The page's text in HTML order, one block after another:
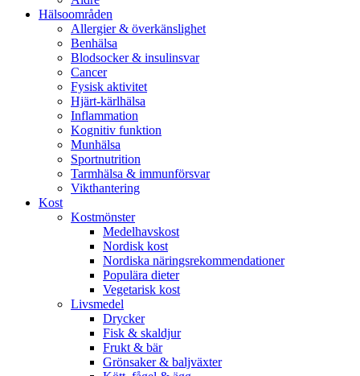
Hälsoområden
Allergier & överkänslighet
Benhälsa
Blodsocker & insulinsvar
Cancer
Fysisk aktivitet
Hjärt-kärlhälsa
Inflammation
Kognitiv funktion
Munhälsa
Sportnutrition
Tarmhälsa & immunförsvar
Vikthantering
Kost
Kostmönster
Medelhavskost
Nordisk kost
Nordiska näringsrekommendationer
Populära dieter
Vegetarisk kost
Livsmedel
Drycker
Fisk & skaldjur
Frukt & bär
Grönsaker & baljväxter